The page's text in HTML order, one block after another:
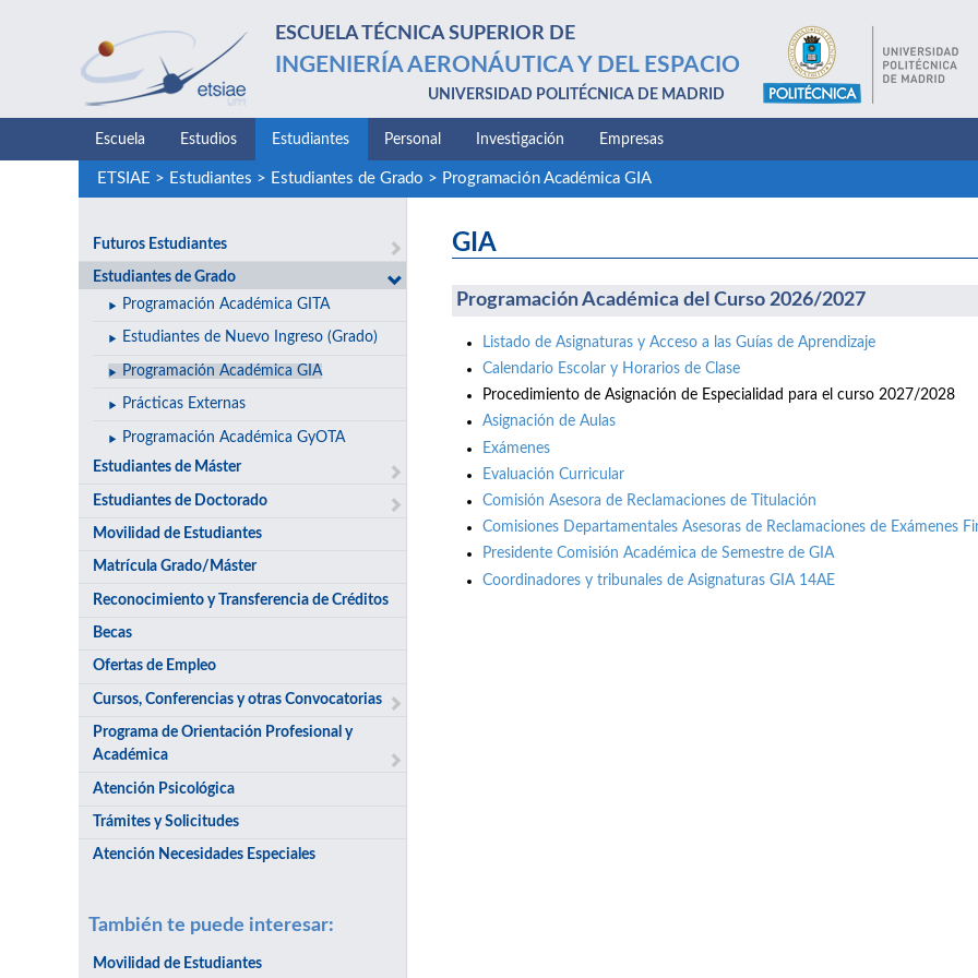
ESCUELA TÉCNICA SUPERIOR DE
INGENIERÍA AERONÁUTICA Y DEL ESPACIO
UNIVERSIDAD POLITÉCNICA DE MADRID
Escuela Estudios Estudiantes Personal Investigación Empresas
ETSIAE > Estudiantes > Estudiantes de Grado > Programación Académica GIA
Futuros Estudiantes
Estudiantes de Grado
Programación Académica GITA
Estudiantes de Nuevo Ingreso (Grado)
Programación Académica GIA
Prácticas Externas
Programación Académica GyOTA
Estudiantes de Máster
Estudiantes de Doctorado
Movilidad de Estudiantes
Matrícula Grado/Máster
Reconocimiento y Transferencia de Créditos
Becas
Ofertas de Empleo
Cursos, Conferencias y otras Convocatorias
Programa de Orientación Profesional y
Académica
Atención Psicológica
Trámites y Solicitudes
Atención Necesidades Especiales
También te puede interesar:
Movilidad de Estudiantes
GIA
Programación Académica del Curso 2026/2027
Listado de Asignaturas y Acceso a las Guías de Aprendizaje
Calendario Escolar y Horarios de Clase
Procedimiento de Asignación de Especialidad para el curso 2027/2028
Asignación de Aulas
Exámenes
Evaluación Curricular
Comisión Asesora de Reclamaciones de Titulación
Comisiones Departamentales Asesoras de Reclamaciones de Exámenes
Presidente Comisión Académica de Semestre de GIA
Coordinadores y tribunales de Asignaturas GIA 14AE